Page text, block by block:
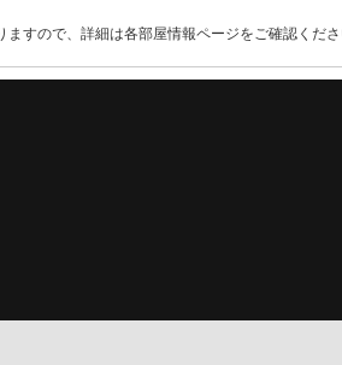
すので、詳細は各部屋情報ページをご確認くださ